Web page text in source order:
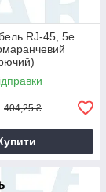
RJ-45, 5е
404,25 ₴